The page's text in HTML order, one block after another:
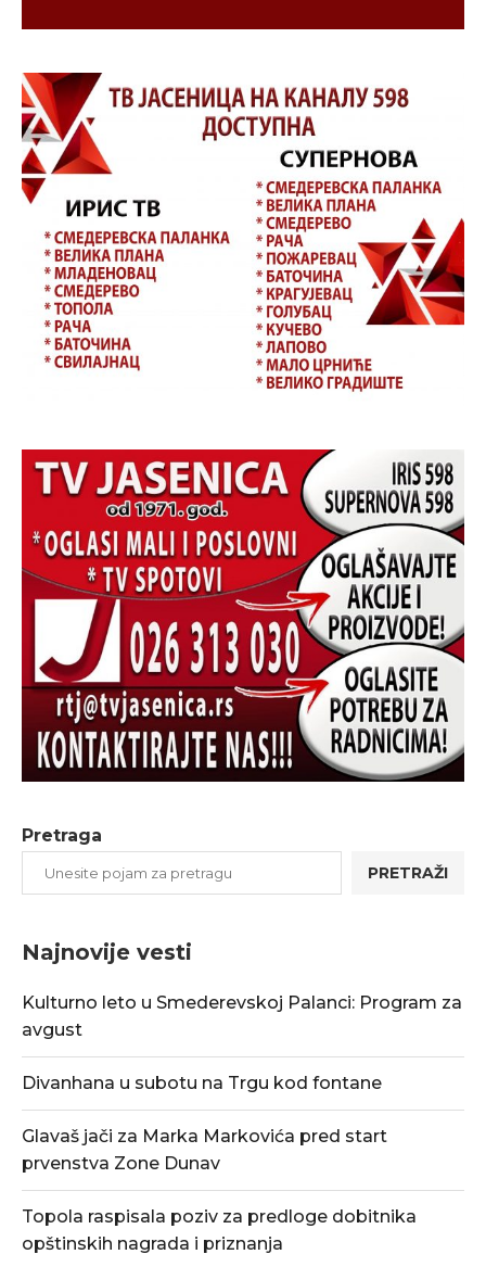
Pretraga
PRETRAŽI
Najnovije vesti
Kulturno leto u Smederevskoj Palanci: Program za
avgust
Divanhana u subotu na Trgu kod fontane
Glavaš jači za Marka Markovića pred start
prvenstva Zone Dunav
Topola raspisala poziv za predloge dobitnika
opštinskih nagrada i priznanja